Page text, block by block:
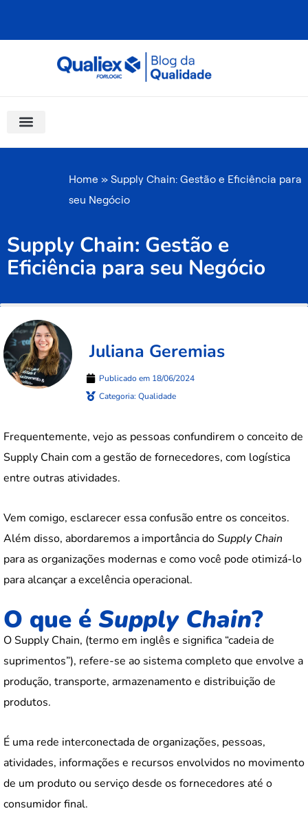
Home » Supply Chain: Gestão e Eficiência para
seu Negócio
Supply Chain: Gestão e
Eficiência para seu Negócio
Juliana Geremias
Publicado em 18/06/2024
Categoria: Qualidade
Frequentemente, vejo as pessoas confundirem o conceito de
Supply Chain com a gestão de fornecedores, com logística
entre outras atividades.
Vem comigo, esclarecer essa confusão entre os conceitos.
Além disso, abordaremos a importância doSupply Chain
para as organizações modernas e como você pode otimizá-lo
para alcançar a excelência operacional.
O que é Supply Chain?
O Supply Chain, (termo em inglês e significa “cadeia de
suprimentos”), refere-se ao sistema completo que envolve a
produção, transporte, armazenamento e distribuição de
produtos.
É uma rede interconectada de organizações, pessoas,
atividades, informações e recursos envolvidos no movimento
de um produto ou serviço desde os fornecedores até o
consumidor final.